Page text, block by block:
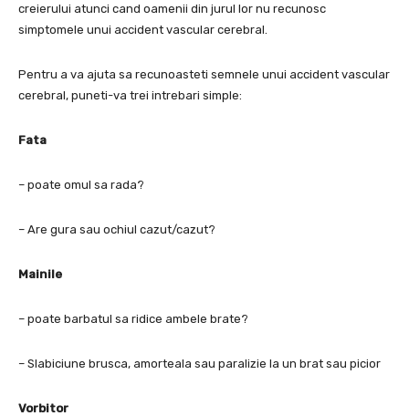
creierului atunci cand oamenii din jurul lor nu recunosc
simptomele unui accident vascular cerebral.
Pentru a va ajuta sa recunoasteti semnele unui accident vascular
cerebral, puneti-va trei intrebari simple:
Fata
– poate omul sa rada?
– Are gura sau ochiul cazut/cazut?
Mainile
– poate barbatul sa ridice ambele brate?
– Slabiciune brusca, amorteala sau paralizie la un brat sau picior
Vorbitor